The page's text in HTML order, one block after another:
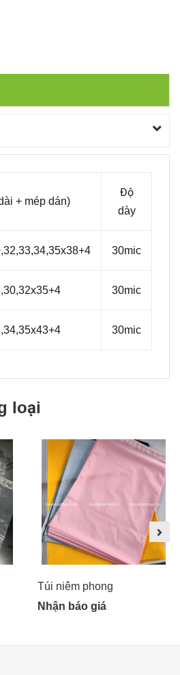
+ mép dán)
Độ
dày
30mic
30mic
30mic
loại
Túi niêm phong
Nhận báo giá